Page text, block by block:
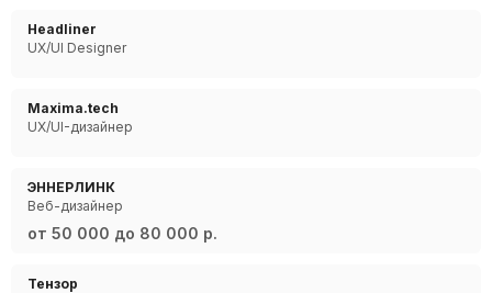
Headliner
UX/UI Designer
Maxima.tech
UX/UI-дизайнер
ЭННЕРЛИНК
Веб-дизайнер
от 50 000 до 80 000 р.
Тензор